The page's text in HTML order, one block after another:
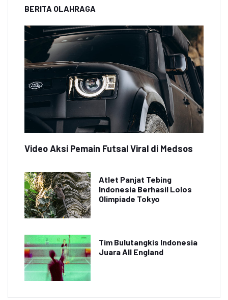
BERITA OLAHRAGA
Video Aksi Pemain Futsal Viral di Medsos
Atlet Panjat Tebing
Indonesia Berhasil Lolos
Olimpiade Tokyo
Tim Bulutangkis Indonesia
Juara All England